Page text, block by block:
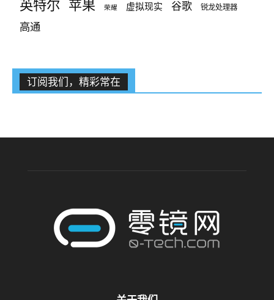
英特尔 苹果 荣耀 虚拟现实 谷歌 锐龙处理器
高通
订阅我们，精彩常在